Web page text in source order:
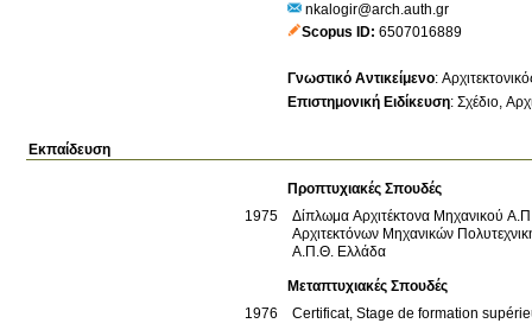
nkalogir@arch.auth.gr
Scopus ID 6507016889
Γνωστικό Αντικείμενο:
Επιστημονική Ειδίκευση: Σχέδιο
Εκπαίδευση
Προπτυχιακές Σπουδές
1975
Δίπλωμα Αρχιτέκτονα Μηχανικού
Αρχιτεκτόνων Μηχανικών
Α.Π.Θ. Ελλάδα
Μεταπτυχιακές Σπουδές
1976
Certificat, Stage de formation